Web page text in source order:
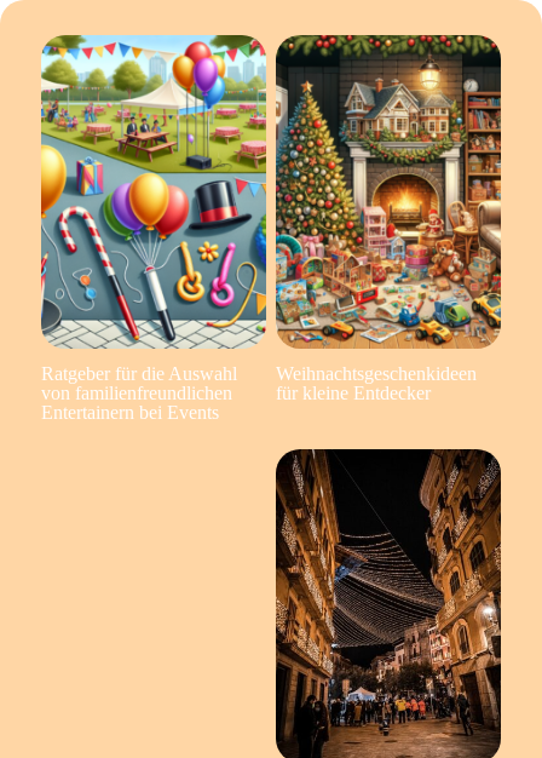
Ratgeber für die Auswahl
von familienfreundlichen
Entertainern bei Events
Weihnachtsgeschenkideen
für kleine Entdecker